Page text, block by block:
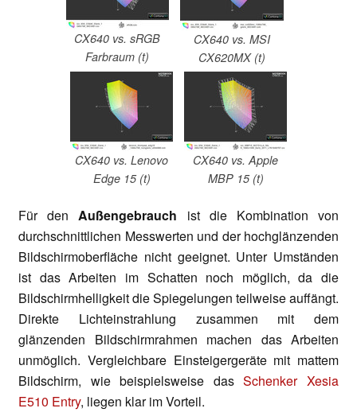
CX640 vs. sRGB
Farbraum (t)
CX640 vs. MSI
CX620MX (t)
CX640 vs. Lenovo
Edge 15 (t)
CX640 vs. Apple
MBP 15 (t)
Für denAußengebrauch ist die Kombination von
durchschnittlichen Messwerten und der hochglänzenden
Bildschirmoberfläche nicht geeignet. Unter Umständen
ist das Arbeiten im Schatten noch möglich, da die
Bildschirmhelligkeit die Spiegelungen teilweise auffängt.
Direkte Lichteinstrahlung zusammen mit dem
glänzenden Bildschirmrahmen machen das Arbeiten
unmöglich. Vergleichbare Einsteigergeräte mit mattem
Bildschirm, wie beispielsweise dasSchenker Xesia
E510 Entry, liegen klar im Vorteil.